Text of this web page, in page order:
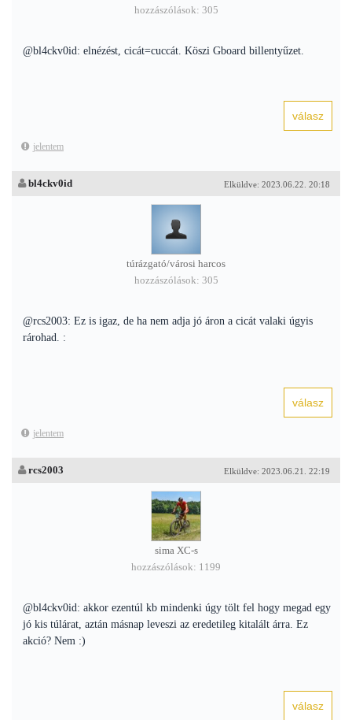
hozzászólások: 305
@bl4ckv0id: elnézést, cicát=cuccát. Köszi Gboard billentyűzet.
jelentem
Elküldve: 2023.06.22. 20:18
bl4ckv0id
túrázgató/városi harcos
hozzászólások: 305
@rcs2003: Ez is igaz, de ha nem adja jó áron a cicát valaki úgyis
rárohad. :
jelentem
Elküldve: 2023.06.21. 22:19
rcs2003
sima XC-s
hozzászólások: 1199
@bl4ckv0id: akkor ezentúl kb mindenki úgy tölt fel hogy megad egy
jó kis túlárat, aztán másnap leveszi az eredetileg kitalált árra. Ez
akció? Nem :)